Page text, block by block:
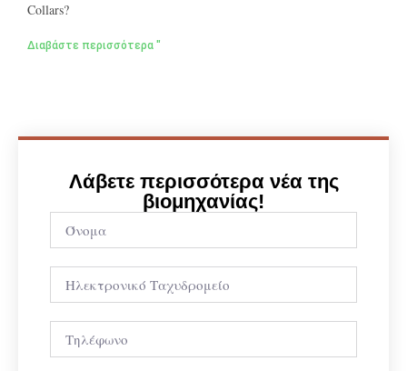
Collars?
Διαβάστε περισσότερα "
Λάβετε περισσότερα νέα της
βιομηχανίας!